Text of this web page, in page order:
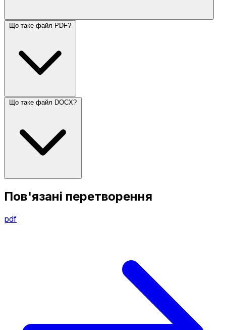
Що таке файл PDF?
Що таке файл DOCX?
Пов'язані перетворення
pdf